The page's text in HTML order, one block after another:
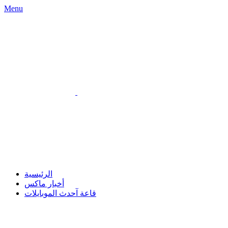
Menu
الرئيسية
أخبار ماكس
قاعة آحدث الموبايلات